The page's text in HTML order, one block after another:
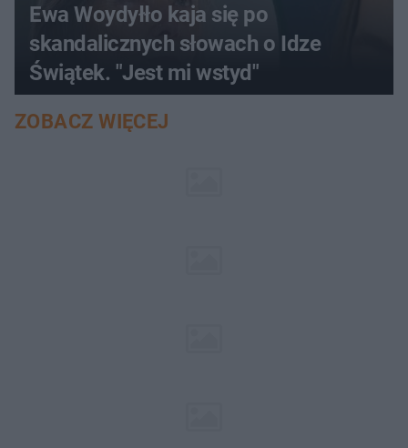
Ewa Woydyłło kaja się po
skandalicznych słowach o Idze
Świątek. "Jest mi wstyd"
ZOBACZ WIĘCEJ